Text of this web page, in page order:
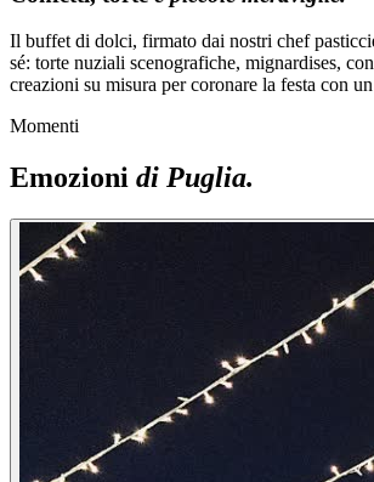
Il buffet di dolci, firmato dai nostri chef
sé: torte nuziali scenografiche, mignardises,
creazioni su misura per coronare la festa con
Momenti
Emozioni di Puglia.